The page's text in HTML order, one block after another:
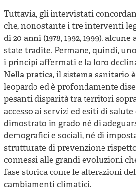
Tuttavia, gli intervistati
che, nonostante i tre interventi
di 20 anni (1978, 1992, 1999),
state tradite. Permane, quindi,
i principi affermati e la loro
Nella pratica, il sistema sanitario
leopardo ed è profondamente
pesanti disparità tra territori
accesso ai servizi ed esiti di salute
dimostrato in grado né di
demografici e sociali, né di
strutturate di prevenzione
connessi alle grandi evoluzioni
fase storica come le alterazioni
cambiamenti climatici.